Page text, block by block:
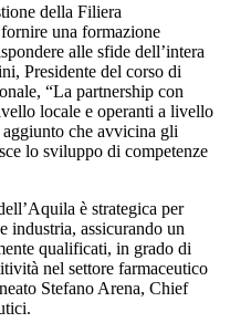
della Filiera
fornire una formazione
alle sfide dell’intera
Presidente del corso di
“La partnership con
locale e operanti a livello
che avvicina gli
lo sviluppo di competenze
è strategica per
industria, assicurando un
qualificati, in grado di
nel settore farmaceutico
Stefano Arena, Chief